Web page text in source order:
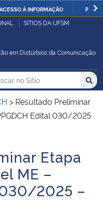
ACESSO À INFORMAÇÃO
SÍTIOS DA UFSM
em Distúrbios da Comunicação
no no Sítio
> Resultado Preliminar
Edital 030/2025
Etapa
ME –
2025 –